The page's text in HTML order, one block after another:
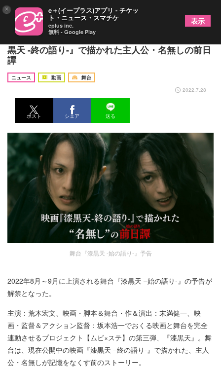
舞台『漆黒天 -始の語り-』の予告が解禁 映画『漆
黒天 -終の語り-』で描かれた主人公・名無しの前日
譚
ニュース 動画
舞台
2022.7.28
ポスト シェア 送る
舞台『漆黒天 -始の語り-』予告
2022年8月～9月に上演される舞台『漆黒天 –始の語り-』の予告が
解禁となった。
主演：荒木宏文、映画・脚本＆舞台・作＆演出：末満健一、映
画・監督＆アクション監督：坂本浩一でおくる映画と舞台を完全
連動させるプロジェクト【ムビ×ステ】の第三弾、『漆黒天』。舞
台は、現在公開中の映画『漆黒天 –終の語り-』で描かれた、主人
公・名無しが記憶をなくす前のストーリー。
× e＋(イープラス)アプリ - チケッ
ト・ニュース・スマチケ
eplus inc.
無料 - Google Play
表示